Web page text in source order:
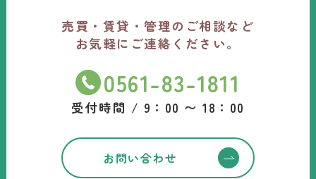
売買・賃貸・管理のご相談など
お気軽にご連絡ください。
0561-83-1811
受付時間 / 9：00 〜 18：00
お問い合わせ